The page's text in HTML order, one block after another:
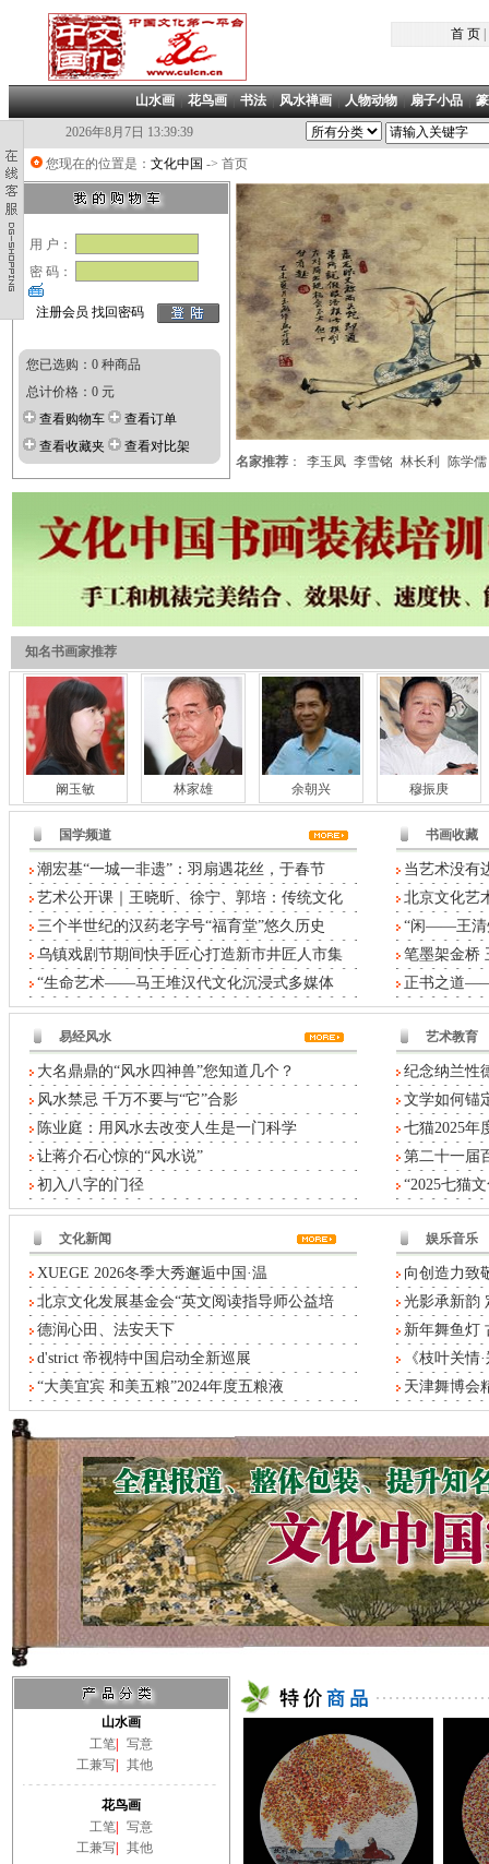
首 页|
山水画|花鸟画|书法|风水禅画|人物动物|扇子小品|
2026年8月7日 13:39:39
您现在的位置是： 文化中国 -> 首页
用 户：
密 码：
注册会员 找回密码
您已选购：0 种商品
总计价格：0 元
查看购物车
查看订单
查看收藏夹
查看对比架
名家推荐 ： 李玉凤 李雪铭 林长利 陈学儒
知名书画家推荐
阚玉敏 林家雄 余朝兴 穆振庚
国学频道
潮宏基“一城一非遗”：羽扇遇花丝，于春节
艺术公开课｜王晓昕、徐宁、郭培：传统文化
三个半世纪的汉药老字号“福育堂”悠久历史
乌镇戏剧节期间快手匠心打造新市井匠人市集
“生命艺术——马王堆汉代文化沉浸式多媒体
书画收藏
当艺术没有
北京文化艺
“闲——王清
笔墨架金桥
正书之道
易经风水
大名鼎鼎的“风水四神兽”您知道几个？
风水禁忌 千万不要与“它”合影
陈业庭：用风水去改变人生是一门科学
让蒋介石心惊的“风水说”
初入八字的门径
艺术教育
纪念纳兰性
文学如何锚
七猫2025年
第二十一届
“2025七猫
文化新闻
XUEGE 2026冬季大秀邂逅中国·温
北京文化发展基金会“英文阅读指导师公益培
德润心田、法安天下
d'strict 帝视特中国启动全新巡展
“大美宜宾 和美五粮”2024年度五粮液
娱乐音乐
向创造力致
光影承新韵
新年舞鱼灯
《枝叶关
天津舞博会
山水画
工笔|
写意
工兼写| 其他
花鸟画
工笔|
写意
工兼写| 其他